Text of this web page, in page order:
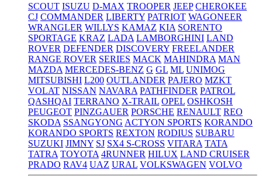
SCOUT ISUZU D-MAX TROOPER JEEP CHEROKEE
CJ COMMANDER LIBERTY PATRIOT WAGONEER
WRANGLER WILLYS KAMAZ KIA SORENTO
SPORTAGE KRAZ LADA LAMBORGHINI LAND
ROVER DEFENDER DISCOVERY FREELANDER
RANGE ROVER SERIES MACK MAHINDRA MAN
MAZDA MERCEDES-BENZ G GL ML UNIMOG
MITSUBISHI L200 OUTLANDER PAJERO MZKT
VOLAT NISSAN NAVARA PATHFINDER PATROL
QASHQAI TERRANO X-TRAIL OPEL OSHKOSH
PEUGEOT PINZGAUER PORSCHE RENAULT REO
SKODA SSANGYONG ACTYON SPORTS KORANDO
KORANDO SPORTS REXTON RODIUS SUBARU
SUZUKI JIMNY SJ SX4 S-CROSS VITARA TATA
TATRA TOYOTA 4RUNNER HILUX LAND CRUISER
PRADO RAV4 UAZ URAL VOLKSWAGEN VOLVO